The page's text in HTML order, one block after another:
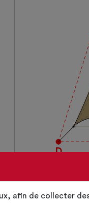
afin de collecter
D